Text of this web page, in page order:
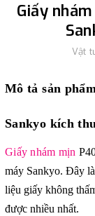
Giấy
Vật
Mô tả sản
Sankyo kích
Giấy nhám mịn
máy Sankyo. Đây
liệu giấy không
được nhiều nhất.